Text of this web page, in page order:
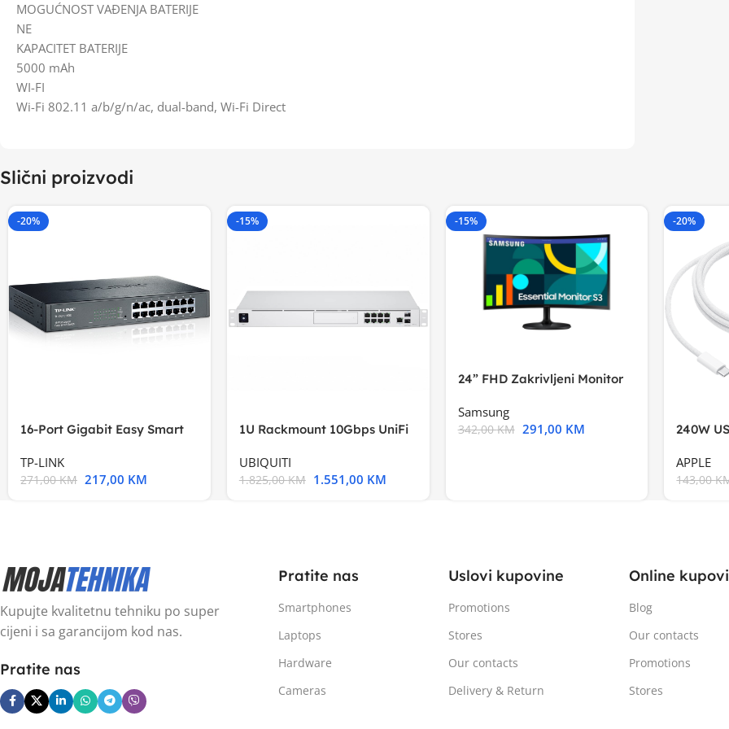
MOGUĆNOST VAĐENJA BATERIJE
NE
KAPACITET BATERIJE
5000 mAh
WI-FI
Wi-Fi 802.11 a/b/g/n/ac, dual-band, Wi-Fi Direct
Slični proizvodi
-20%
16-Port Gigabit Easy Smart
TP-LINK
271,00KM 217,00 KM
-15%
1U Rackmount 10Gbps UniFi
UBIQUITI
1.825,00KM 1.551,00 KM
-15%
24” FHD Zakrivljeni Monitor
Samsung
342,00KM 291,00 KM
-20%
240W
APPLE
143,00
Kupujte kvalitetnu tehniku po super
cijeni i sa garancijom kod nas.
Pratite nas
Pratite nas
Smartphones
Laptops
Hardware
Cameras
Uslovi kupovine
Promotions
Stores
Our contacts
Delivery & Return
Online
Blog
Our contacts
Promotions
Stores